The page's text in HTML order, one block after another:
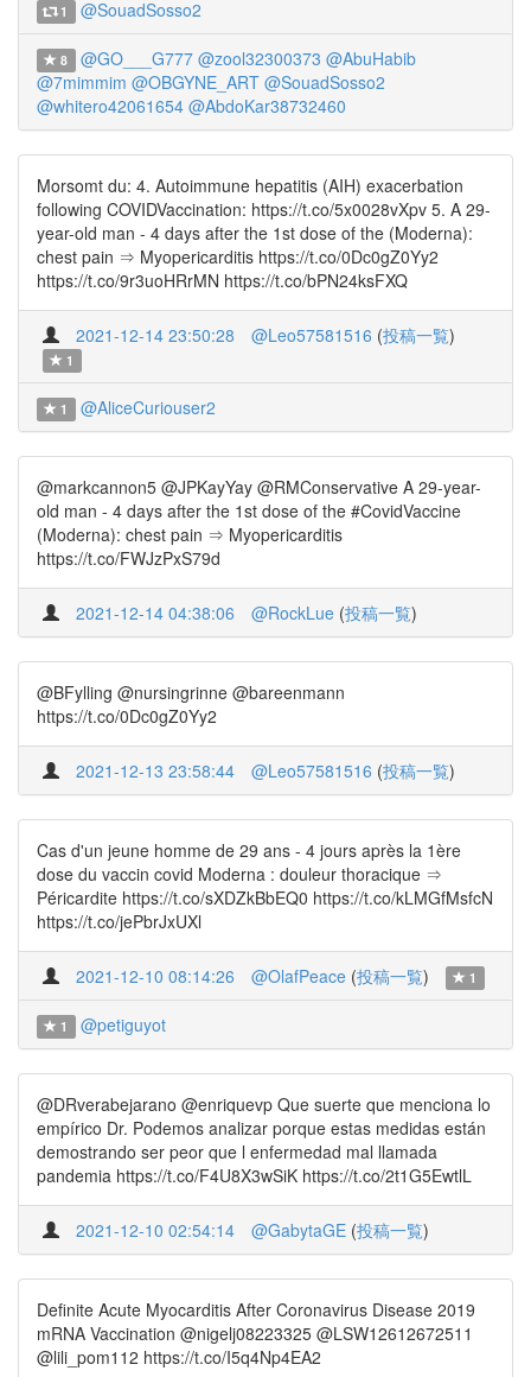
1 @SouadSosso2
8 @GO___G777 @zool32300373 @AbuHabib
@7mimmim @OBGYNE_ART @SouadSosso2
@whitero42061654 @AbdoKar38732460
Morsomt du: 4. Autoimmune hepatitis (AIH) exacerbation
following COVIDVaccination: https://t.co/5x0028vXpv 5. A 29-
year-old man - 4 days after the 1st dose of the (Moderna):
chest pain ⇒ Myopericarditis https://t.co/0Dc0gZ0Yy2
https://t.co/9r3uoHRrMN https://t.co/bPN24ksFXQ
2021-12-14 23:50:28 @Leo57581516 (投稿一覧)
1
1 @AliceCuriouser2
@markcannon5 @JPKayYay @RMConservative A 29-year-
old man - 4 days after the 1st dose of the #CovidVaccine
(Moderna): chest pain ⇒ Myopericarditis
https://t.co/FWJzPxS79d
2021-12-14 04:38:06 @RockLue (投稿一覧)
@BFylling @nursingrinne @bareenmann
https://t.co/0Dc0gZ0Yy2
2021-12-13 23:58:44 @Leo57581516 (投稿一覧)
Cas d'un jeune homme de 29 ans - 4 jours après la 1ère
dose du vaccin covid Moderna : douleur thoracique ⇒
Péricardite https://t.co/sXDZkBbEQ0 https://t.co/kLMGfMsfcN
https://t.co/jePbrJxUXl
2021-12-10 08:14:26 @OlafPeace (投稿一覧) 1
1 @petiguyot
@DRverabejarano @enriquevp Que suerte que menciona lo
empírico Dr. Podemos analizar porque estas medidas están
demostrando ser peor que l enfermedad mal llamada
pandemia https://t.co/F4U8X3wSiK https://t.co/2t1G5EwtlL
2021-12-10 02:54:14 @GabytaGE (投稿一覧)
Definite Acute Myocarditis After Coronavirus Disease 2019
mRNA Vaccination @nigelj08223325 @LSW12612672511
@lili_pom112 https://t.co/I5q4Np4EA2